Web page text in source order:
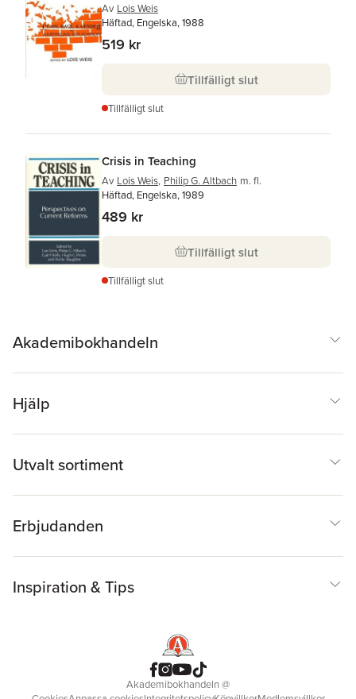
Av Lois Weis
Häftad, Engelska, 1988
519 kr
Tillfälligt slut
Tillfälligt slut
Crisis in Teaching
Av Lois Weis, Philip G. Altbach m. fl.
Häftad, Engelska, 1989
489 kr
Tillfälligt slut
Tillfälligt slut
Akademibokhandeln
Hjälp
Utvalt sortiment
Erbjudanden
Inspiration & Tips
Akademibokhandeln@